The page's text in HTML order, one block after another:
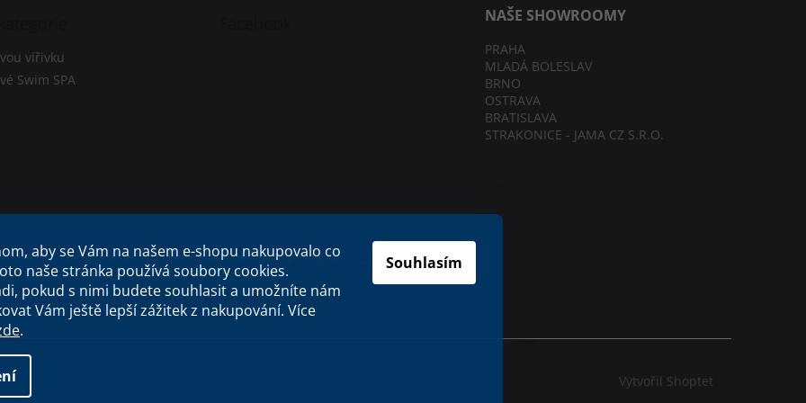
aby se Vám na našem e-shopu nakupovalo co
naše stránka používá soubory cookies.
pokud s nimi budete souhlasit a umožníte nám
Vám ještě lepší zážitek z nakupování. Více
.
Souhlasím
vířivku
Swim SPA
NAŠE SHOWROOMY
PRAHA
MLADÁ BOLESLAV
BRNO
OSTRAVA
BRATISLAVA
STRAKONICE - JAMA CZ S.R.O.
podmínky Etický kodex Criminal Compliance Program Zásady cookies
Vytvořil Shoptet